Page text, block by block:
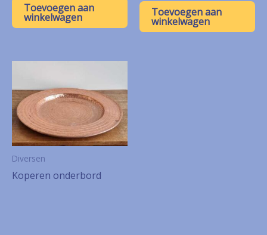
Toevoegen aan
winkelwagen Toevoegen aan
winkelwagen
Diversen
Koperen onderbord